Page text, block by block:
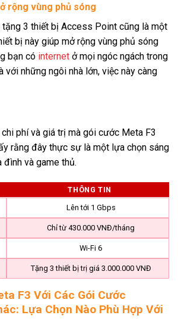
rộng vùng phủ sóng
tặng 3 thiết bị Access Point cũng là một
bị này giúp mở rộng vùng phủ sóng
bạn có internet ở mọi ngóc ngách trong
với những ngôi nhà lớn, việc này càng
phí và giá trị mà gói cước Meta F3
rằng đây thực sự là một lựa chọn sáng
và game thủ.
THÔNG TIN
Lên tới 1 Gbps
Chỉ từ 430.000 VNĐ/tháng
Wi-Fi 6
Tặng 3 thiết bị trị giá 3.000.000 VNĐ
F3 Với Các Gói Cước
Lựa Chọn Nào Phù Hợp Với